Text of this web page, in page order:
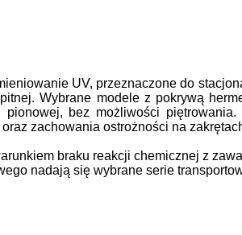
UV, przeznaczone do
Wybrane modele z pokrywą
bez możliwości piętrowania.
zachowania ostrożności na
braku reakcji chemicznej z
nadają się wybrane serie